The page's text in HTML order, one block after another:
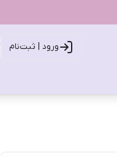
ورود | ثبت‌نام